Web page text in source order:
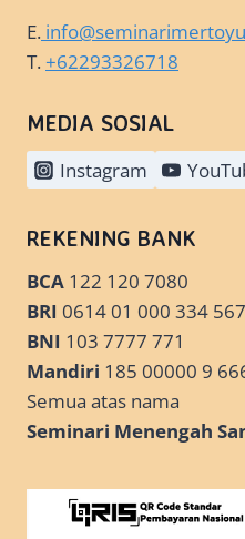
E.
T.+62293326718
MEDIA SOSIAL
Instagram
REKENING BANK
BCA 122 120 7080
BRI 0614 01 000 334 567
BNI 103 7777 771
Mandiri 185 00000 9
Semua atas nama
Seminari Menengah